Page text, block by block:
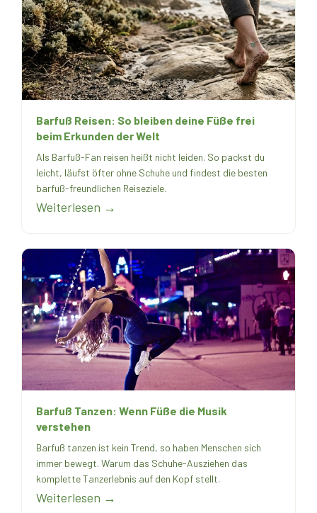
Barfuß Reisen: So bleiben deine Füße frei
beim Erkunden der Welt
Als Barfuß-Fan reisen heißt nicht leiden. So packst du
leicht, läufst öfter ohne Schuhe und findest die besten
barfuß-freundlichen Reiseziele.
Weiterlesen →
Barfuß Tanzen: Wenn Füße die Musik
verstehen
Barfuß tanzen ist kein Trend, so haben Menschen sich
immer bewegt. Warum das Schuhe-Ausziehen das
komplette Tanzerlebnis auf den Kopf stellt.
Weiterlesen →